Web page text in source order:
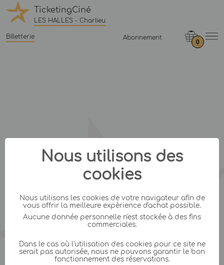
TicketingCiné
LES HALLES - Charlieu
Billetterie Abonnement
0
Nous utilisons des
cookies
Nous utilisons les cookies de votre navigateur afin de
vous offrir la meilleure expèrience d'achat possible.
Aucune donnée personnelle n'est stockée à des fins
commerciales.
Dans le cas où l'utilisation des cookies pour ce site ne
serait pas autorisée, nous ne pouvons garantir le bon
fonctionnement des réservations.